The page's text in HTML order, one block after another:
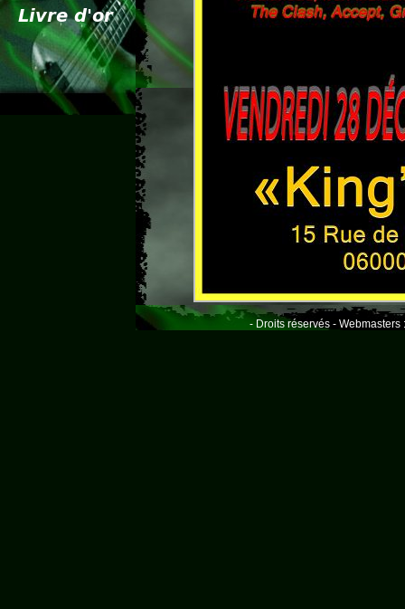
- Droits réservés - Webmasters